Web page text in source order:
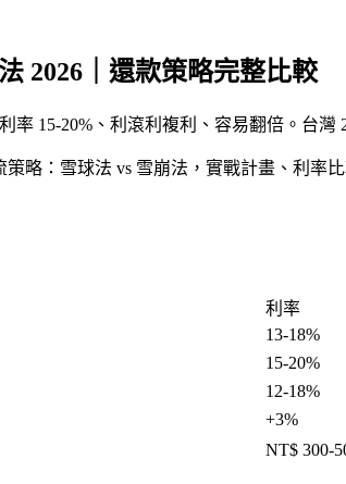
2026｜還款策略完整比較
15-20%、利滾利複利、容易翻倍。台灣
略： 雪球法 vs 雪崩法 ，實戰計畫、利率
利率
13-18%
15-20%
12-18%
+3%
NT$ 300-